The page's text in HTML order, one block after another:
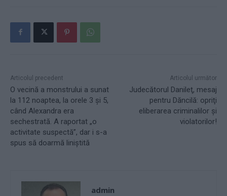
Articolul precedent
O vecină a monstrului a sunat
la 112 noaptea, la orele 3 și 5,
când Alexandra era
sechestrată. A raportat „o
activitate suspectă”, dar i s-a
spus să doarmă liniștită
Articolul următor
Judecătorul Danileţ, mesaj
pentru Dăncilă: opriţi
eliberarea criminalilor şi
violatorilor!
admin